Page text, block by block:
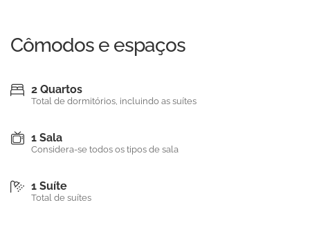
Cômodos e espaços
2 Quartos
Total de dormitórios, incluindo as suítes
1 Sala
Considera-se todos os tipos de sala
1 Suíte
Total de suítes